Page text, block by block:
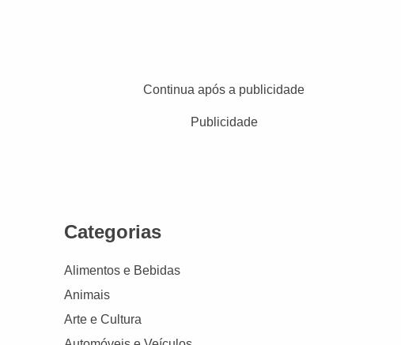
Continua após a publicidade
Publicidade
Categorias
Alimentos e Bebidas
Animais
Arte e Cultura